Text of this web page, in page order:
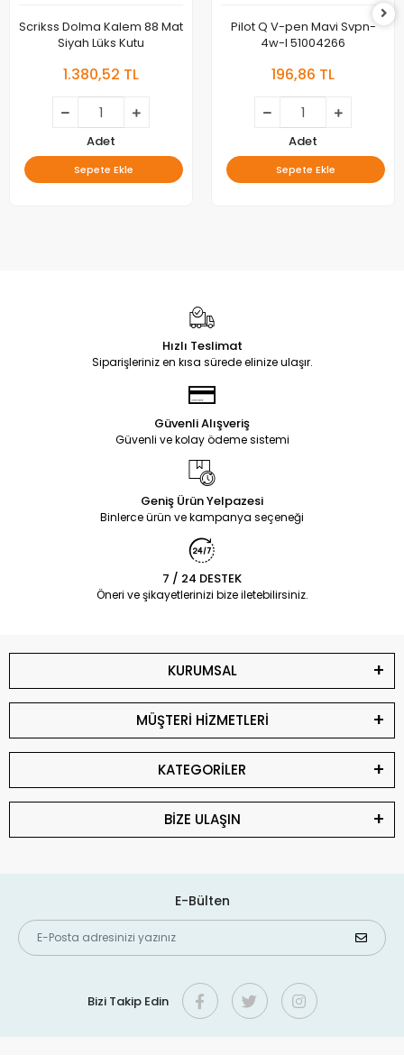
Scrikss Dolma Kalem 88 Mat
Siyah Lüks Kutu
1.380,52 TL
Adet
Sepete Ekle
Pilot Q V-pen Mavi Svpn-
4w-l 51004266
196,86 TL
Adet
Sepete Ekle
Hızlı Teslimat
Siparişleriniz en kısa sürede elinize ulaşır.
Güvenli Alışveriş
Güvenli ve kolay ödeme sistemi
Geniş Ürün Yelpazesi
Binlerce ürün ve kampanya seçeneği
7 / 24 DESTEK
Öneri ve şikayetlerinizi bize iletebilirsiniz.
KURUMSAL
MÜŞTERİ HİZMETLERİ
KATEGORİLER
BİZE ULAŞIN
E-Bülten
Bizi Takip Edin